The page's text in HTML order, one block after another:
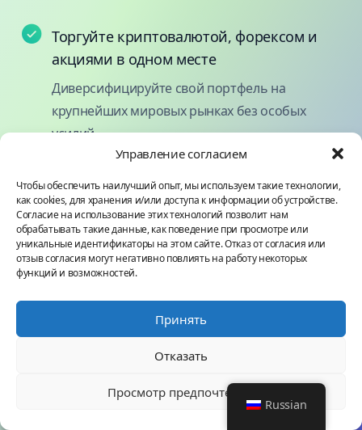
Управление согласием
Чтобы обеспечить наилучший опыт, мы используем такие технологии,
как cookies, для хранения и/или доступа к информации об устройстве.
Согласие на использование этих технологий позволит нам
обрабатывать такие данные, как поведение при просмотре или
уникальные идентификаторы на этом сайте. Отказ от согласия или
отзыв согласия могут негативно повлиять на работу некоторых
функций и возможностей.
Принять
Отказать
Просмотр предпочтений
Торгуйте криптовалютой, форексом и
акциями в одном месте
Диверсифицируйте свой портфель на
крупнейших мировых рынках без особых
усилий.
Быстрая и безопасная регистрация
Пройдите верификацию и начните торговать
за считанные минуты с безопасностью
банковского уровня.
Автоматизированная торговля 24/7
Russian